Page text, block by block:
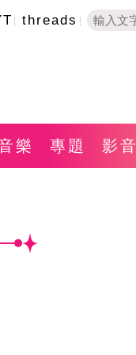
threads
樂 專題 影音